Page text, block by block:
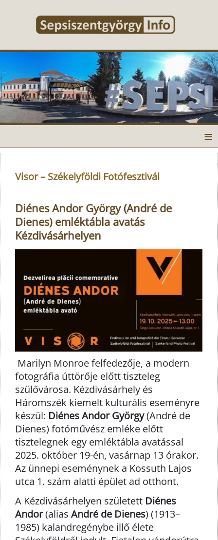
≡
Visor – Székelyföldi Fotófesztivál
Diénes Andor György (André de
Dienes) emléktábla avatás
Kézdivásárhelyen
Marilyn Monroe felfedezője, a modern
fotográfia úttörője előtt tiszteleg
szülővárosa. Kézdivásárhely és
Háromszék kiemelt kulturális eseményre
készül: Diénes Andor György(André de
Dienes) fotóművész emléke előtt
tisztelegnek egy emléktábla avatással
2025. október 19-én, vasárnap 13 órakor.
Az ünnepi eseménynek a Kossuth Lajos
utca 1. szám alatti épület ad otthont.
A Kézdivásárhelyen született Diénes
Andor(alias André de Dienes) (1913–
1985) kalandregénybe illő élete